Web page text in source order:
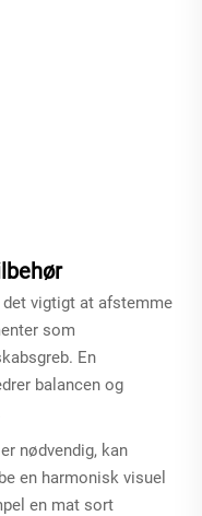
det vigtigt at afstemme
som
En
balancen og
nødvendig, kan
en harmonisk visuel
en mat sort